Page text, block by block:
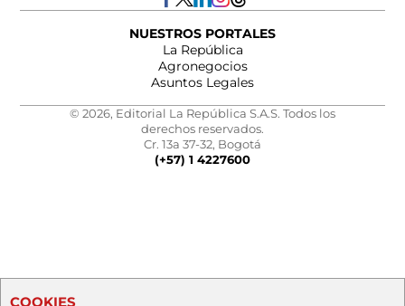
NUESTROS PORTALES
La República
Agronegocios
Asuntos Legales
© 2026, Editorial La República S.A.S. Todos los
derechos reservados.
Cr. 13a 37-32, Bogotá
(+57) 1 4227600
COOKIES